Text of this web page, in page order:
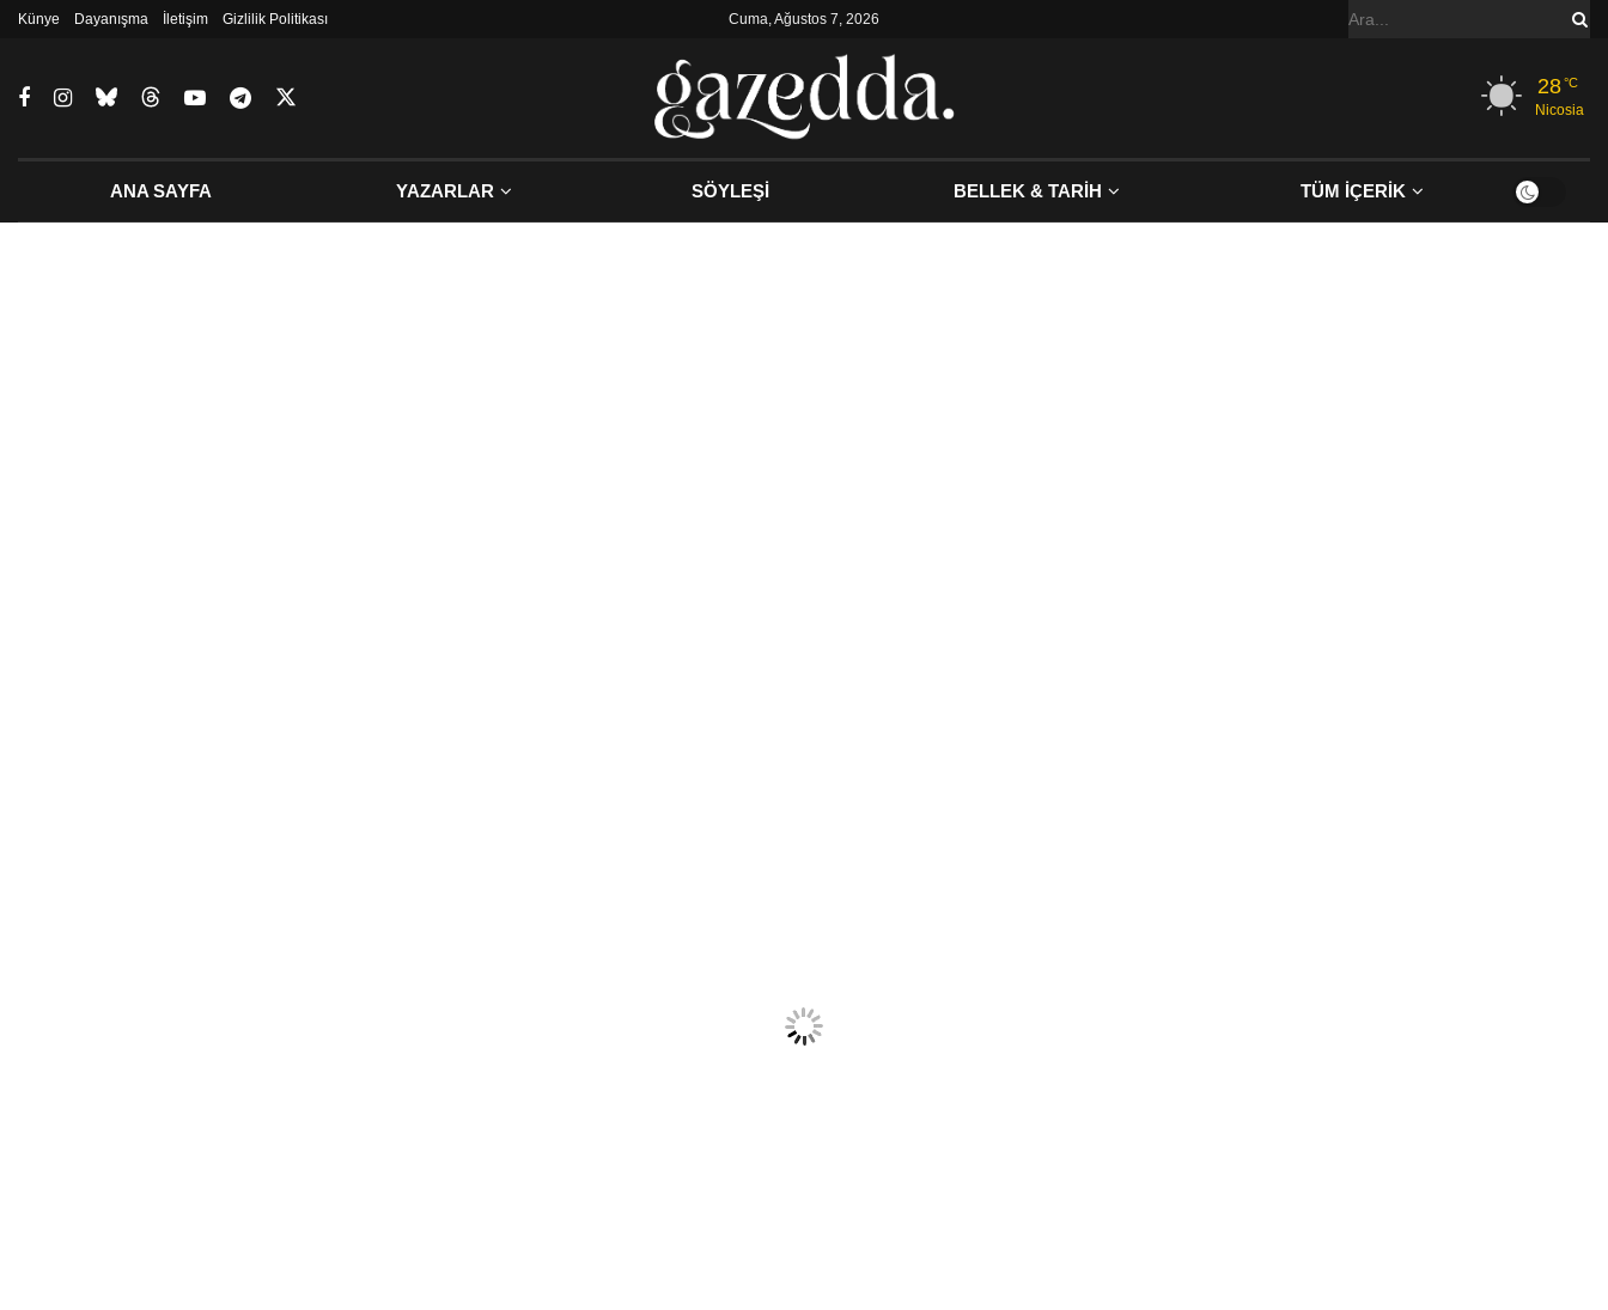
Künye Dayanışma İletişim Gizlilik Politikası Cuma, Ağustos 7, 2026
28°C
Nicosia
ANA SAYFA YAZARLAR SÖYLEŞİ BELLEK & TARİH TÜM İÇERİK